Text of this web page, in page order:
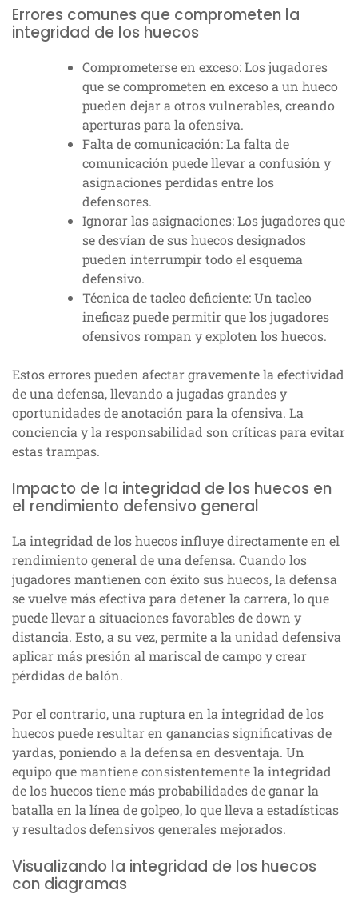
Errores comunes que comprometen la
integridad de los huecos
Comprometerse en exceso: Los jugadores
que se comprometen en exceso a un hueco
pueden dejar a otros vulnerables, creando
aperturas para la ofensiva.
Falta de comunicación: La falta de
comunicación puede llevar a confusión y
asignaciones perdidas entre los
defensores.
Ignorar las asignaciones: Los jugadores que
se desvían de sus huecos designados
pueden interrumpir todo el esquema
defensivo.
Técnica de tacleo deficiente: Un tacleo
ineficaz puede permitir que los jugadores
ofensivos rompan y exploten los huecos.
Estos errores pueden afectar gravemente la efectividad
de una defensa, llevando a jugadas grandes y
oportunidades de anotación para la ofensiva. La
conciencia y la responsabilidad son críticas para evitar
estas trampas.
Impacto de la integridad de los huecos en
el rendimiento defensivo general
La integridad de los huecos influye directamente en el
rendimiento general de una defensa. Cuando los
jugadores mantienen con éxito sus huecos, la defensa
se vuelve más efectiva para detener la carrera, lo que
puede llevar a situaciones favorables de down y
distancia. Esto, a su vez, permite a la unidad defensiva
aplicar más presión al mariscal de campo y crear
pérdidas de balón.
Por el contrario, una ruptura en la integridad de los
huecos puede resultar en ganancias significativas de
yardas, poniendo a la defensa en desventaja. Un
equipo que mantiene consistentemente la integridad
de los huecos tiene más probabilidades de ganar la
batalla en la línea de golpeo, lo que lleva a estadísticas
y resultados defensivos generales mejorados.
Visualizando la integridad de los huecos
con diagramas